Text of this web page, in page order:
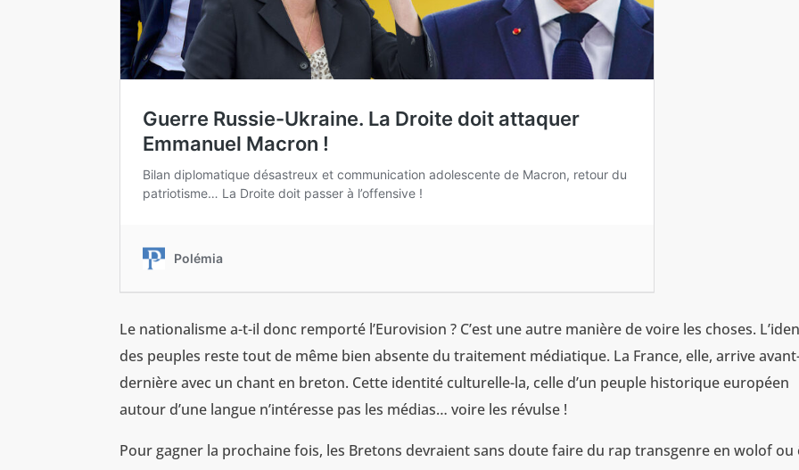
Le nationalisme a-t-il donc remporté l’Eurovision ? C’est une autre manière de voire les choses.
des peuples reste tout de même bien absente du traitement médiatique. La France, elle, arrive
dernière avec un chant en breton. Cette identité culturelle-la, celle d’un peuple historique européen
autour d’une langue n’intéresse pas les médias… voire les révulse !
Pour gagner la prochaine fois, les Bretons devraient sans doute faire du rap transgenre en wolof ou